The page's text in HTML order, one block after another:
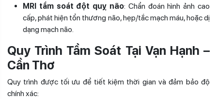
MRI tầm soát đột quỵ não: Chẩn đoán hình ảnh cao
cấp, phát hiện tổn thương não, hẹp/tắc mạch máu, hoặc dị
dạng mạch não.
Quy Trình Tầm Soát Tại Vạn Hạnh –
Cần Thơ
Quy trình được tối ưu để tiết kiệm thời gian và đảm bảo độ
chính xác: